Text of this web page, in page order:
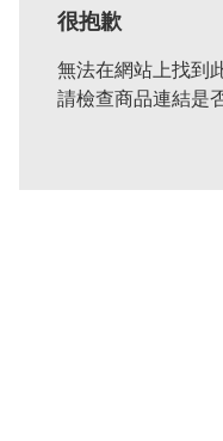
很抱歉
無法在網站上找到
請檢查商品連結是